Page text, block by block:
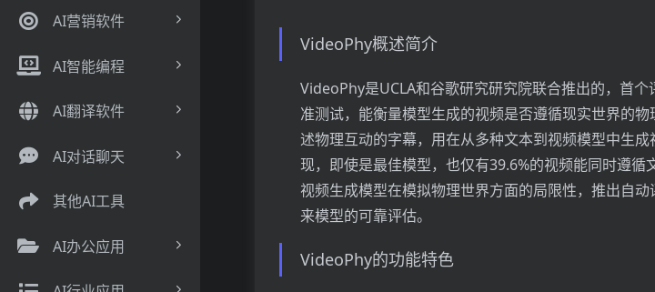
AI营销软件
AI智能编程
AI翻译软件
AI对话聊天
其他AI工具
AI办公应用
VideoPhy概述简介
VideoPhy是UCLA和谷歌研究研究院联合推出的，首
准测试，能衡量模型生成的视频是否遵循现实世界的
述物理互动的字幕，用在从多种文本到视频模型中生
现，即使是最佳模型，也仅有39.6%的视频能同时遵
视频生成模型在模拟物理世界方面的局限性，推出自
来模型的可靠评估。
VideoPhy的功能特色